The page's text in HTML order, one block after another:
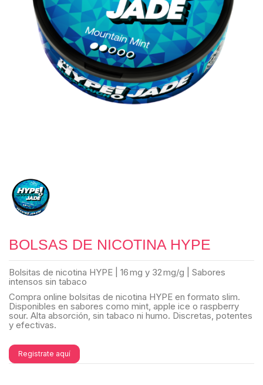
BOLSAS DE NICOTINA HYPE
Bolsitas de nicotina HYPE | 16 mg y 32 mg/g | Sabores
intensos sin tabaco
Compra online bolsitas de nicotina HYPE en formato slim.
Disponibles en sabores como mint, apple ice o raspberry
sour. Alta absorción, sin tabaco ni humo. Discretas, potentes
y efectivas.
Registrate aquí